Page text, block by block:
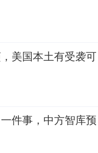
美国本土有受袭可
件事，中方智库预